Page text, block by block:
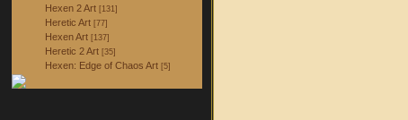
Hexen 2 Art [131]
Heretic Art [77]
Hexen Art [137]
Heretic 2 Art [35]
Hexen: Edge of Chaos Art [5]